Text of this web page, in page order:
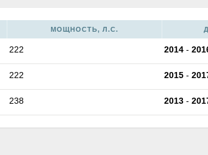
МОЩНОСТЬ, Л.С.
222 2014 -
222 2015 -
238 2013 -